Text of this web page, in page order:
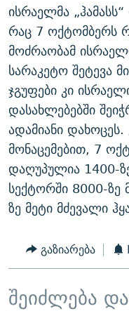
ისრაელმა
რაც 7 ოქტომბერს
მოძრაობამ
სარაკეტო შეტევა
ჯგუფები კი
დასახლებებში
ადამიანი
მონაცემებით, 7
დაღუპულია 1400-
სექტორში 8000-ზე
ზე მეტი მძევალი
გაზიარება
შეიძლება